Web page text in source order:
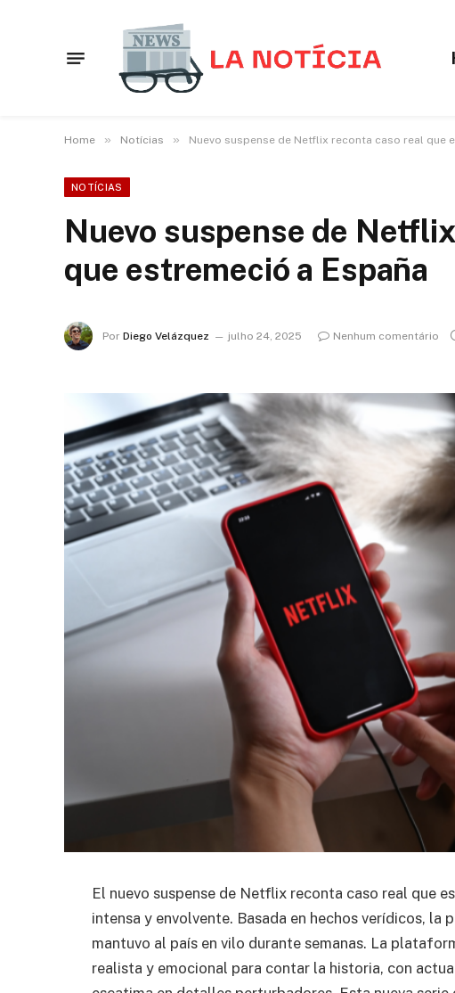
Home » Notícias » Nuevo suspense de Netflix reconta caso real que
NOTÍCIAS
Nuevo suspense de
que estremeció a España
Por Diego Velázquez julho 24, 2025 Nenhum comentário
El nuevo suspense de Netflix reconta caso real que
intensa y envolvente. Basada en hechos verídicos, la
mantuvo al país en vilo durante semanas. La
realista y emocional para contar la historia, con